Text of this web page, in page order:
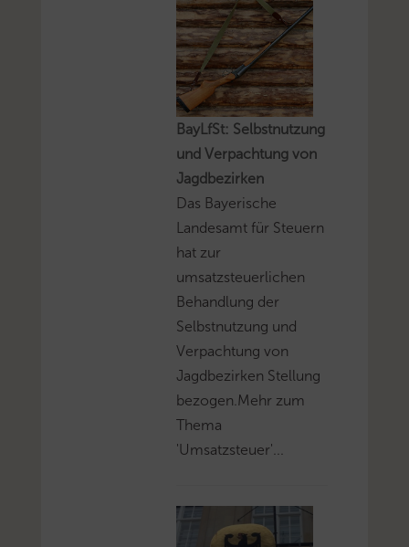
BayLfSt: Selbstnutzung
und Verpachtung von
Jagdbezirken
Das Bayerische
Landesamt für Steuern
hat zur
umsatzsteuerlichen
Behandlung der
Selbstnutzung und
Verpachtung von
Jagdbezirken Stellung
bezogen.Mehr zum
Thema
'Umsatzsteuer'...